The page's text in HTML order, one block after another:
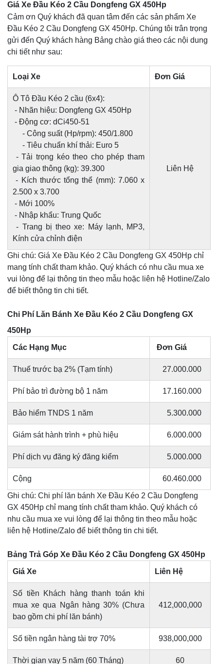
Giá Xe Đầu Kéo 2 Cầu Dongfeng GX 450Hp
Cảm ơn Quý khách đã quan tâm đến các sản phẩm Xe
Đầu Kéo 2 Cầu Dongfeng GX 450Hp. Chúng tôi trân trọng
gửi đến Quý khách hàng Bảng chào giá theo các nội dung
chi tiết như sau:
Loại Xe Đơn Giá
Ô Tô Đầu Kéo 2 cầu (6x4):
- Nhãn hiệu: Dongfeng GX 450Hp
- Động cơ: dCi450-51
- Công suất (Hp/rpm): 450/1.800
- Tiêu chuẩn khí thải: Euro 5
- Tải trọng kéo theo cho phép tham
gia giao thông (kg): 39.300
- Kích thước tổng thể (mm): 7.060 x
2.500 x 3.700
- Mới 100%
- Nhập khẩu: Trung Quốc
- Trang bị theo xe: Máy lạnh, MP3,
Kính cửa chỉnh điện
Liên Hệ
Ghi chú: Giá Xe Đầu Kéo 2 Cầu Dongfeng GX 450Hp chỉ
mang tính chất tham khảo. Quý khách có nhu cầu mua xe
vui lòng để lại thông tin theo mẫu hoặc liên hệ Hotline/Zalo
để biết thông tin chi tiết.
Chi Phí Lăn Bánh Xe Đầu Kéo 2 Cầu Dongfeng GX
450Hp
Các Hạng Mục Đơn Giá
Thuế trước bạ 2% (Tạm tính) 27.000.000
Phí bảo trì đường bộ 1 năm 17.160.000
Bảo hiểm TNDS 1 năm 5.300.000
Giám sát hành trình + phù hiệu 6.000.000
Phí dịch vụ đăng ký đăng kiểm 5.000.000
Cộng 60.460.000
Ghi chú: Chi phí lăn bánh Xe Đầu Kéo 2 Cầu Dongfeng
GX 450Hp chỉ mang tính chất tham khảo. Quý khách có
nhu cầu mua xe vui lòng để lại thông tin theo mẫu hoặc
liên hệ Hotline/Zalo để biết thông tin chi tiết.
Bảng Trả Góp Xe Đầu Kéo 2 Cầu Dongfeng GX 450Hp
Giá Xe Liên Hệ
Số tiền Khách hàng thanh toán khi
mua xe qua Ngân hàng 30% (Chưa
bao gồm chi phí lăn bánh)
412,000,000
Số tiền ngân hàng tài trợ 70% 938,000,000
Thời gian vay 5 năm (60 Tháng) 60